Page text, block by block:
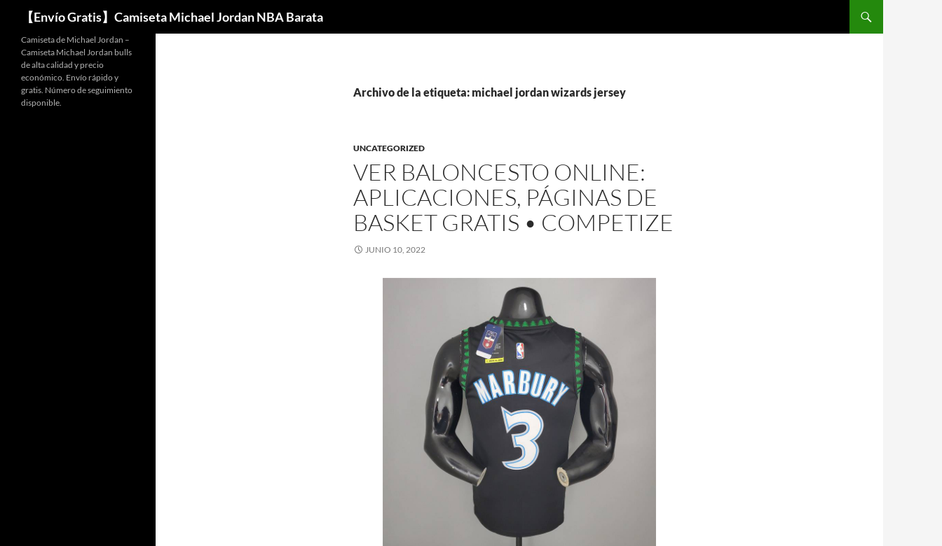
【Envío Gratis】Camiseta Michael Jordan NBA Barata
Buscar
Archivo de la etiqueta: michael jordan wizards jersey
UNCATEGORIZED
VER BALONCESTO ONLINE:
APLICACIONES, PÁGINAS DE
BASKET GRATIS • COMPETIZE
JUNIO 10, 2022
Camiseta de Michael Jordan –
Camiseta Michael Jordan bulls
de alta calidad y precio
económico. Envío rápido y
gratis. Número de seguimiento
disponible.